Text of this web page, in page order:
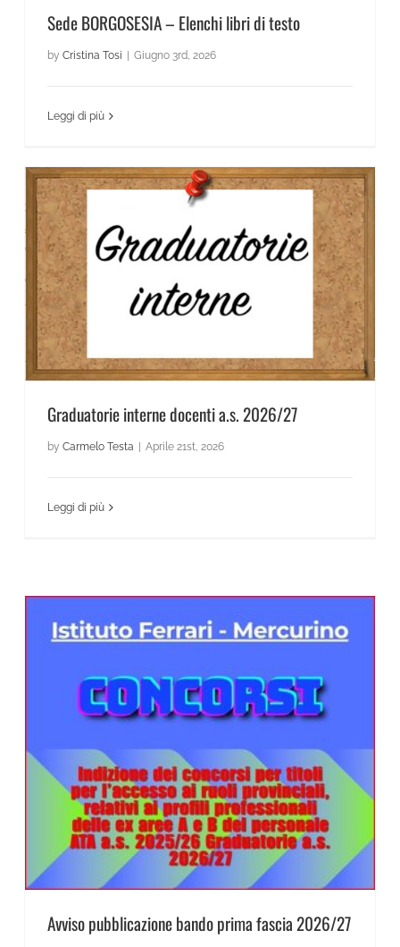
Sede BORGOSESIA – Elenchi libri di testo
byCristina Tosi | Giugno 3rd, 2026
Leggi di più
Graduatorie interne docenti a.s. 2026/27
byCarmelo Testa Aprile 21st, 2026
Leggi di più
Avviso pubblicazione bando prima fascia 2026/27